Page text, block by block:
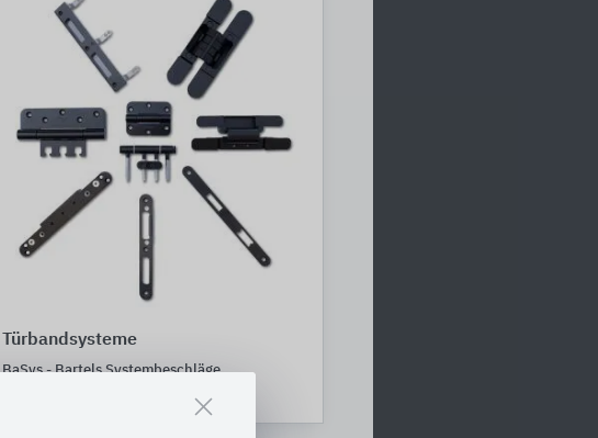
Türbandsysteme
BaSys - Bartels Systembeschläge